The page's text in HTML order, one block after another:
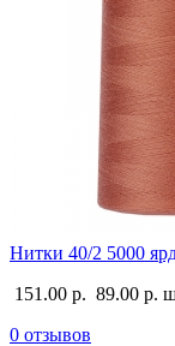
Нитки 40/2 5000
151.00 р. 89.00 р.
0 отзывов